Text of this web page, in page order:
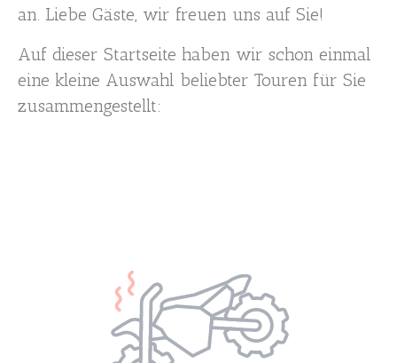
an. Liebe Gäste, wir freuen uns auf Sie!
Auf dieser Startseite haben wir schon einmal
eine kleine Auswahl beliebter Touren für Sie
zusammengestellt: